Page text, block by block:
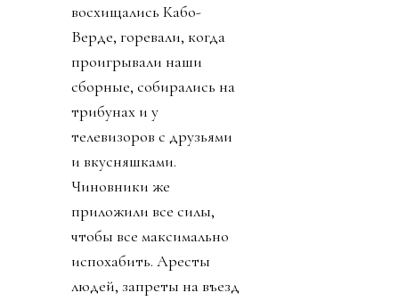
восхищались Кабо-
Верде, горевали, когда
проигрывали наши
сборные, собирались на
трибунах и у
телевизоров с друзьями
и вкусняшками.
Чиновники же
приложили все силы,
чтобы все максимально
испохабить. Аресты
людей, запреты на въезд